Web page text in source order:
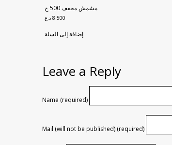
مشمش مجفف 500 ج
8.500 د.ع
إضافة إلى السلة
Leave a Reply
Name (required)
Mail (will not be published) (required)